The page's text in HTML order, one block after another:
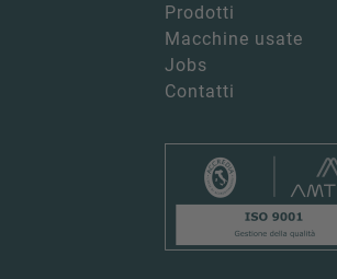
Contatti
Jobs
Macchine usate
Prodotti